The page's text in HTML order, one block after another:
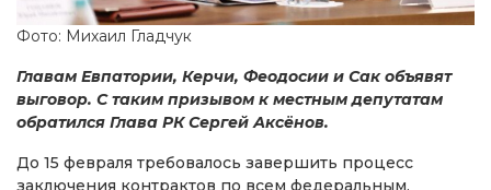
Фото: Михаил Гладчук
Главам Евпатории, Керчи, Феодосии и Сак объявят
выговор. С таким призывом к местным депутатам
обратился Глава РК Сергей Аксёнов.
До 15 февраля требовалось завершить процесс
заключения контрактов по всем федеральным,